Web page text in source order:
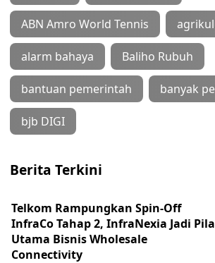
ABN Amro World Tennis
alarm bahaya Baliho Rubuh
bantuan pemerintah banyak
bjb DIGI
Berita Terkini
Telkom Rampungkan Spin-Off
InfraCo Tahap 2, InfraNexia Jadi
Utama Bisnis Wholesale
Connectivity